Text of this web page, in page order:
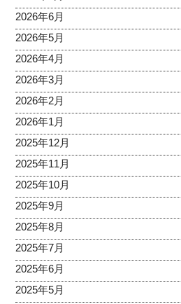
2026年6月
2026年5月
2026年4月
2026年3月
2026年2月
2026年1月
2025年12月
2025年11月
2025年10月
2025年9月
2025年8月
2025年7月
2025年6月
2025年5月